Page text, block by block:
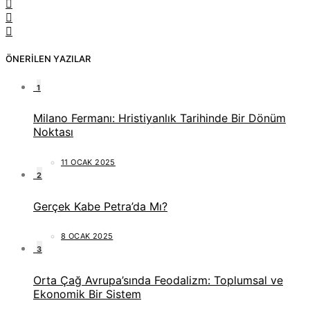
ÖNERILEN YAZILAR
1
Milano Fermanı: Hristiyanlık Tarihinde Bir Dönüm
Noktası
11 OCAK 2025
2
Gerçek Kabe Petra’da Mı?
8 OCAK 2025
3
Orta Çağ Avrupa’sında Feodalizm: Toplumsal ve
Ekonomik Bir Sistem